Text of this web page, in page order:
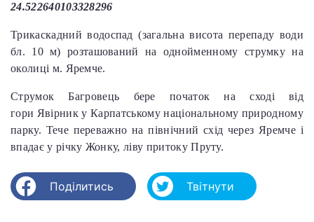
24.522640103328296
Трикаскадний водоспад (загальна висота перепаду води
бл. 10 м) розташований на однойменному струмку на
околиці м. Яремче.
Струмок Багровець бере початок на сході від
гори Явірник у Карпатському національному природному
парку. Тече переважно на північний схід через Яремче і
впадає у річку Жонку, ліву притоку Пруту.
Поділитись Твітнути